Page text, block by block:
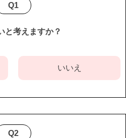
Q1
と考えますか？
いいえ
Q2